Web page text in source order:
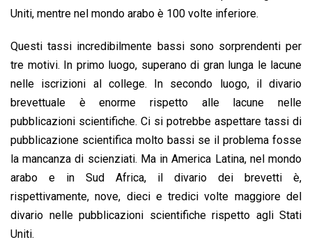
Uniti, mentre nel mondo arabo è 100 volte inferiore.
Questi tassi incredibilmente bassi sono sorprendenti per
tre motivi. In primo luogo, superano di gran lunga le lacune
nelle iscrizioni al college. In secondo luogo, il divario
brevettuale è enorme rispetto alle lacune nelle
pubblicazioni scientifiche. Ci si potrebbe aspettare tassi di
pubblicazione scientifica molto bassi se il problema fosse
la mancanza di scienziati. Ma in America Latina, nel mondo
arabo e in Sud Africa, il divario dei brevetti è,
rispettivamente, nove, dieci e tredici volte maggiore del
divario nelle pubblicazioni scientifiche rispetto agli Stati
Uniti.